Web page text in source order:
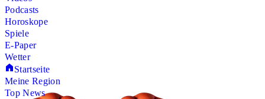
Podcasts
Horoskope
Spiele
E-Paper
Wetter
Startseite
Meine Region
Top News